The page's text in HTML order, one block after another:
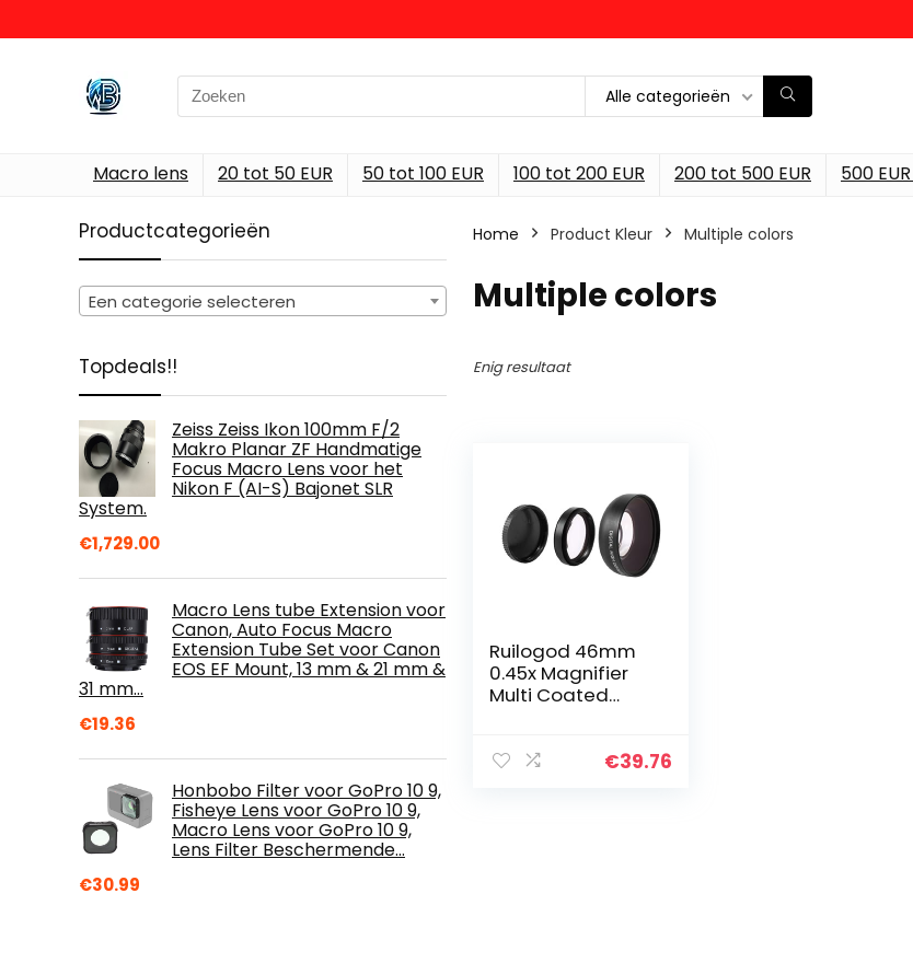
Search
for:
Alle categorieën
Macro lens 20 tot 50 EUR 50 tot 100 EUR 100 tot 200 EUR 200 tot 500 EUR 500
Productcategorieën
Een categorie selecteren
Topdeals!!
Zeiss Zeiss Ikon 100mm F/2
Makro Planar ZF Handmatige
Focus Macro Lens voor het
Nikon F (AI-S) Bajonet SLR
System.
€1,729.00
Macro Lens tube Extension voor
Canon, Auto Focus Macro
Extension Tube Set voor Canon
EOS EF Mount, 13 mm & 21 mm &
31 mm…
€19.36
Honbobo Filter voor GoPro 10 9,
Fisheye Lens voor GoPro 10 9,
Macro Lens voor GoPro 10 9,
Lens Filter Beschermende…
€30.99
Home Product Kleur ‎Multiple colors
‎Multiple colors
Enig resultaat
Ruilogod 46mm
0.45x Magnifier
Multi Coated
DSLR-camera
€39.76